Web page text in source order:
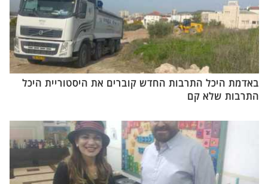
באדמת היכל התרבות החדש קוברים את היסטוריית היכל
התרבות שלא קם